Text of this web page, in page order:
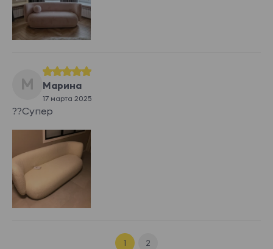
Показать еще
Monro
Monro Bottle G
reen
Monro Brilliant
Monro Espresso
Monro Grape
Показать еще
М Марина
17 марта 2025
??Супер
1 2